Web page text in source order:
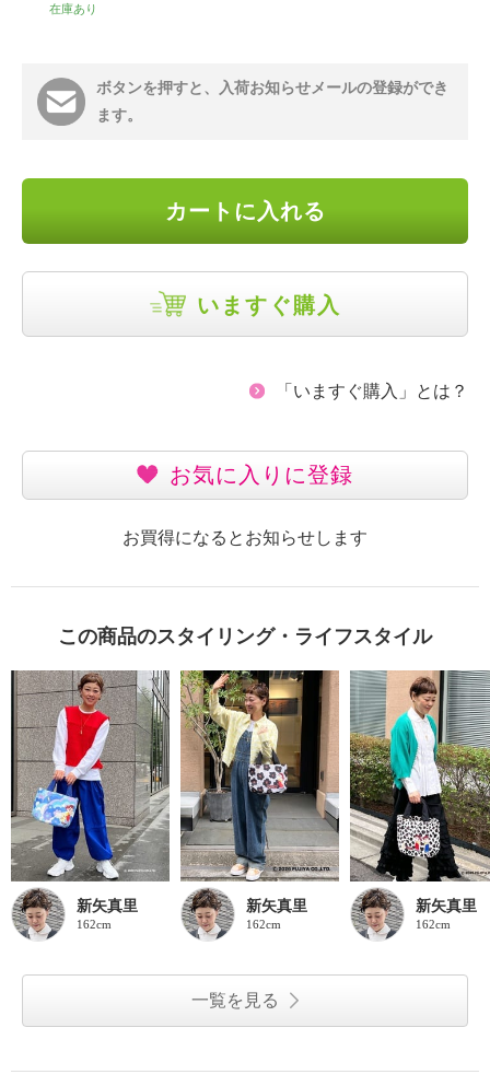
在庫あり
ボタンを押すと、入荷お知らせメールの登録ができ
ます。
カートに入れる
いますぐ購入
「いますぐ購入」とは？
お気に入りに登録
お買得になるとお知らせします
この商品のスタイリング・ライフスタイル
新矢真里
162cm
新矢真里
162cm
新矢真里
162cm
一覧を見る